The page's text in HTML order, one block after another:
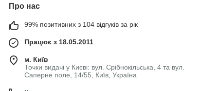
Про нас
99% позитивних з 104 відгуків за рік
Працює з 18.05.2011
м. Київ
Точки видачі у Києві: вул. Срібнокільська, 4 та вул.
Саперне поле, 14/55, Київ, Україна